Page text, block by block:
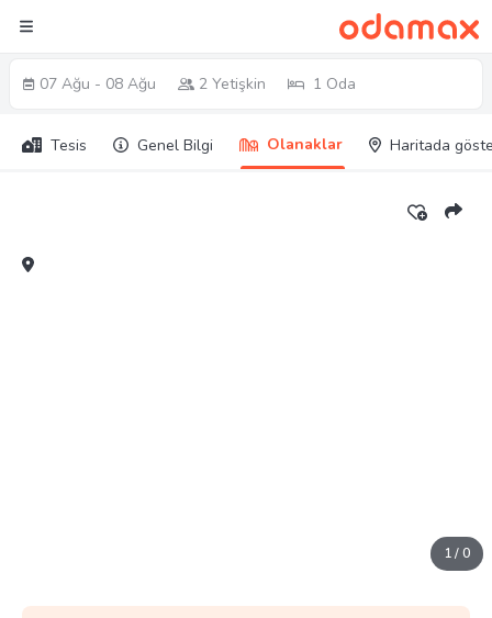
07 Ağu - 08 Ağu 2 Yetişkin 1 Oda
Tesis Genel Bilgi Olanaklar Haritada
1/0